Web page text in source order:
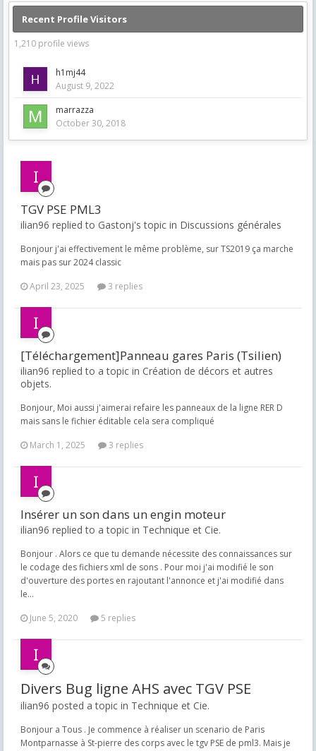
Recent Profile Visitors
1,210 profile views
h1mj44
August 9, 2022
marrazza
October 30, 2018
TGV PSE PML3
ilian96 replied to Gastonj's topic in Discussions générales
Bonjour j'ai effectivement le même problème, sur TS2019 ça marche
mais pas sur 2024 classic
April 23, 2025
3 replies
[Téléchargement]Panneau gares Paris (Tsilien)
ilian96 replied to a topic in Création de décors et autres
objets.
Bonjour, Moi aussi j'aimerai refaire les panneaux de la ligne RER D
mais sans le fichier éditable cela sera compliqué
March 1, 2025
3 replies
Insérer un son dans un engin moteur
ilian96 replied to a topic in Technique et Cie.
Bonjour . Alors ce que tu demande nécessite des connaissances sur
le codage des fichiers xml de sons . Pour moi j'ai modifié le son
d'ouverture des portes en rajoutant l'annonce et j'ai modifié dans
le...
June 5, 2020
5 replies
Divers Bug ligne AHS avec TGV PSE
ilian96 posted a topic in Technique et Cie.
Bonjour a Tous . Je commence à réaliser un scenario de Paris
Montparnasse à St-pierre des corps avec le tgv PSE de pml3. Mais je